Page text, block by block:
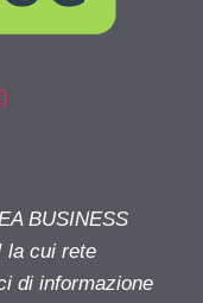
BUSINESS
la cui rete
di informazione